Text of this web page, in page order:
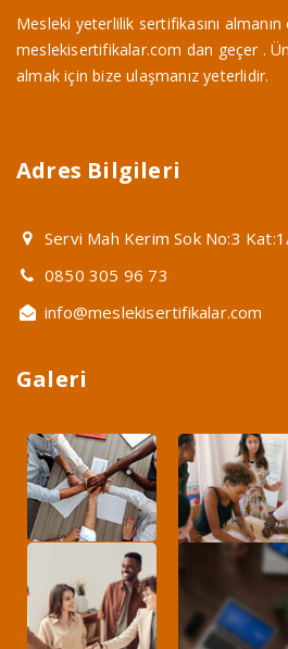
Mesleki yeterlilik sertifikasını
meslekisertifikalar.com dan geçer .
almak için bize ulaşmanız yeterlidir.
Adres Bilgileri
Servi Mah Kerim Sok No:3
0850 305 96 73
info@meslekisertifikalar.com
Galeri